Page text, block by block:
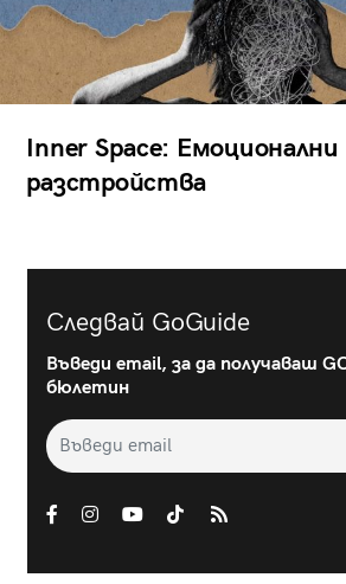
Inner Space: Емоционални
разстройства
Следвай GoGuide
Въведи email, за да получаваш
бюлетин